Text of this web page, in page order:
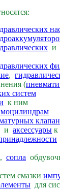
и
,
(
систем
к ним
и аксессуары к
сопла
смазки
для